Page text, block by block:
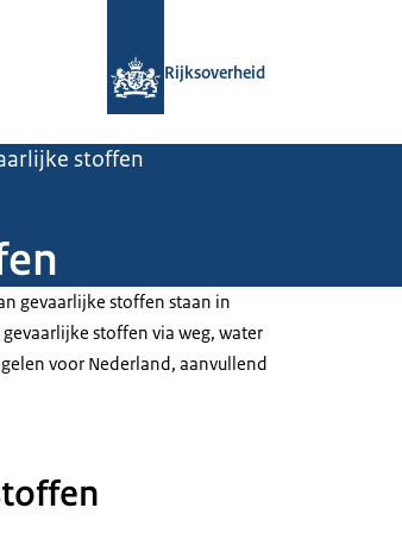
Rijksoverheid
stoffen
gevaarlijke stoffen staan in
stoffen via weg, water
voor Nederland, aanvullend